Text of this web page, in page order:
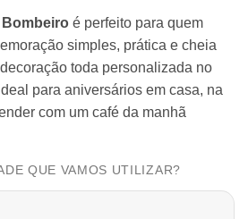
é perfeito para quem
simples, prática e cheia
toda personalizada no
para aniversários em casa, na
com um café da manhã
QUE VAMOS UTILIZAR?